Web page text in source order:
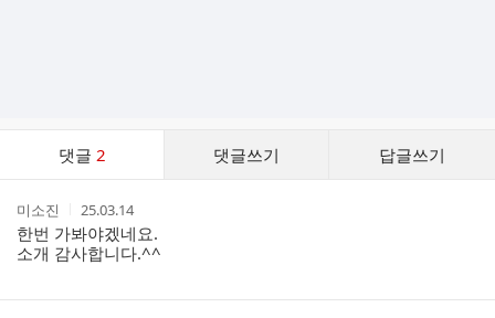
댓글 2 댓글쓰기 답글쓰기
작
성
자
미소진
작
성
시
간
25.03.14
한번 가봐야겠네요.
소개 감사합니다.^^